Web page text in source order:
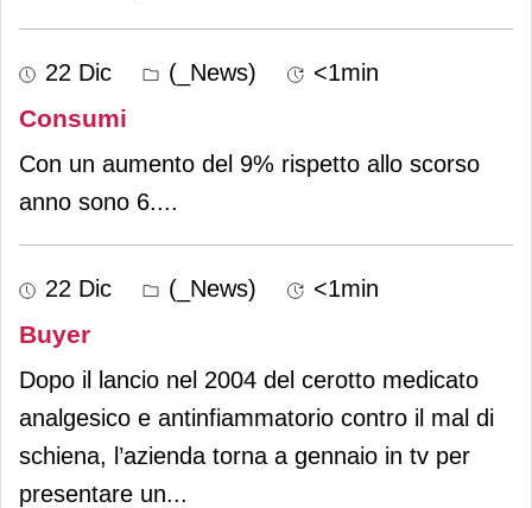
22 Dic (_News) <1min
Consumi
Con un aumento del 9% rispetto allo scorso
anno sono 6....
22 Dic (_News) <1min
Buyer
Dopo il lancio nel 2004 del cerotto medicato
analgesico e antinfiammatorio contro il mal di
schiena, l’azienda torna a gennaio in tv per
presentare un...